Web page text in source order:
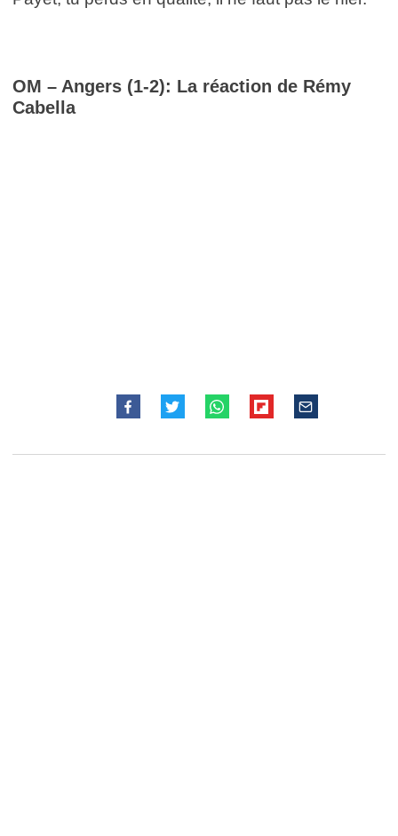
OM – Angers (1-2): La réaction de Rémy
Cabella